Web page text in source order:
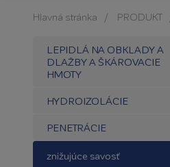
Hlavná stránka PRODUKT
LEPIDLÁ NA OBKLADY A
DLAŽBY A ŠKÁROVACIE
HMOTY
HYDROIZOLÁCIE
PENETRÁCIE
znižujúce savosť